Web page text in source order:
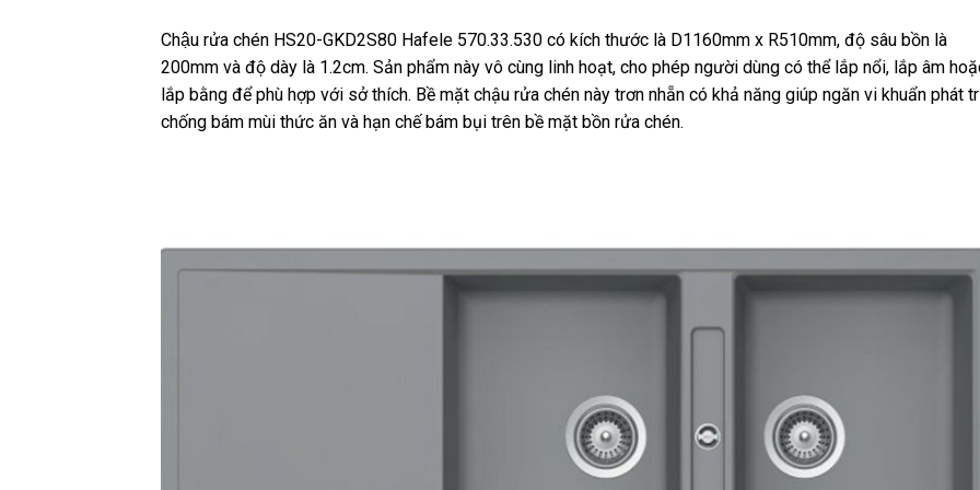
Chậu rửa chén HS20-GKD2S80 Hafele 570.33.530 có kích thước là D1160mm x R510mm, độ sâu bồn là
200mm và độ dày là 1.2cm. Sản phẩm này vô cùng linh hoạt, cho phép người dùng có thể lắp nổi, lắp âm
lắp bằng để phù hợp với sở thích. Bề mặt chậu rửa chén này trơn nhẵn có khả năng giúp ngăn vi khuẩn phát
chống bám mùi thức ăn và hạn chế bám bụi trên bề mặt bồn rửa chén.